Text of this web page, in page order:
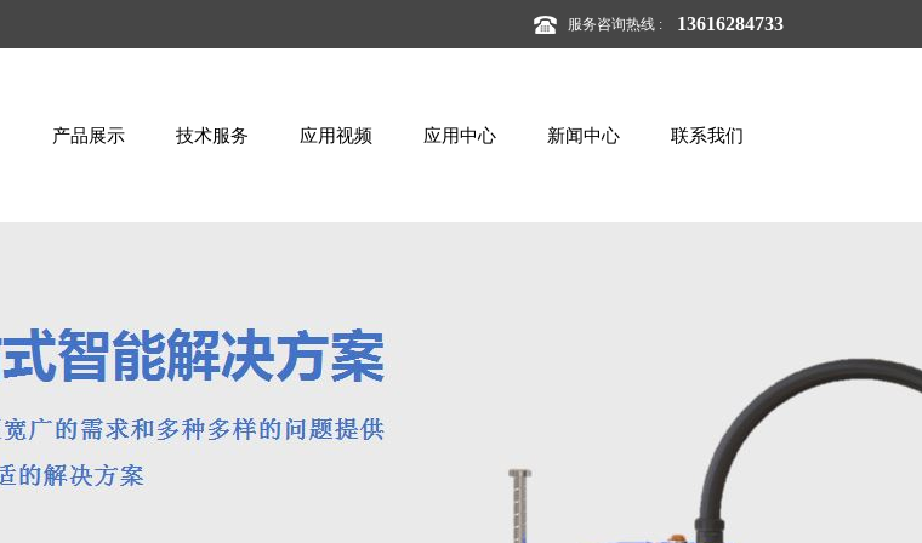
服务咨询热线 : 13616284733
产品展示 技术服务 应用视频 应用中心 新闻中心 联系我们